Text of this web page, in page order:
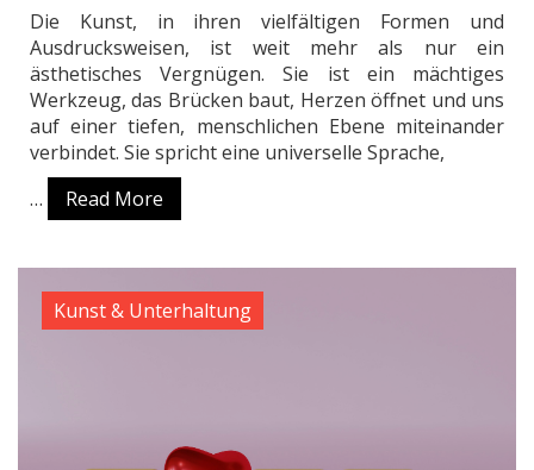
Die Kunst, in ihren vielfältigen Formen und
Ausdrucksweisen, ist weit mehr als nur ein
ästhetisches Vergnügen. Sie ist ein mächtiges
Werkzeug, das Brücken baut, Herzen öffnet und uns
auf einer tiefen, menschlichen Ebene miteinander
verbindet. Sie spricht eine universelle Sprache,
…
Read More
Kunst & Unterhaltung